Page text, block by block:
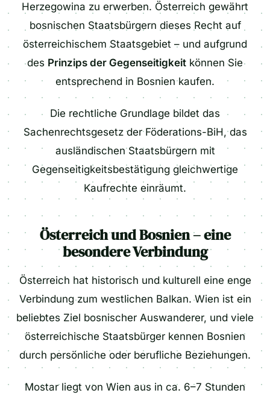
Herzegowina zu erwerben. Österreich gewährt
bosnischen Staatsbürgern dieses Recht auf
österreichischem Staatsgebiet – und aufgrund
des Prinzips der Gegenseitigkeit können Sie
entsprechend in Bosnien kaufen.
Die rechtliche Grundlage bildet das
Sachenrechtsgesetz der Föderations-BiH, das
ausländischen Staatsbürgern mit
Gegenseitigkeitsbestätigung gleichwertige
Kaufrechte einräumt.
Österreich und Bosnien – eine
besondere Verbindung
Österreich hat historisch und kulturell eine enge
Verbindung zum westlichen Balkan. Wien ist ein
beliebtes Ziel bosnischer Auswanderer, und viele
österreichische Staatsbürger kennen Bosnien
durch persönliche oder berufliche Beziehungen.
Mostar liegt von Wien aus in ca. 6–7 Stunden